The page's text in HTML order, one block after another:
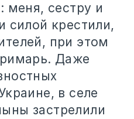
меня, сестру и
силой крестили,
при этом
Даже
в селе
застрелили